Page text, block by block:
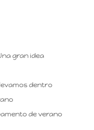
gran idea
dentro
de verano